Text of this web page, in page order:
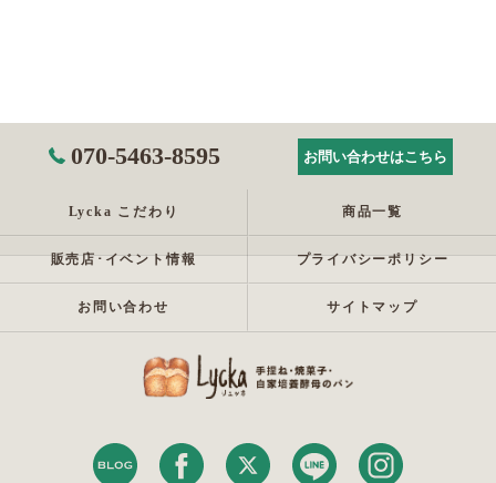
070-5463-8595 お問い合わせはこちら
Lycka こだわり 商品一覧
販売店･イベント情報 プライバシーポリシー
お問い合わせ サイトマップ